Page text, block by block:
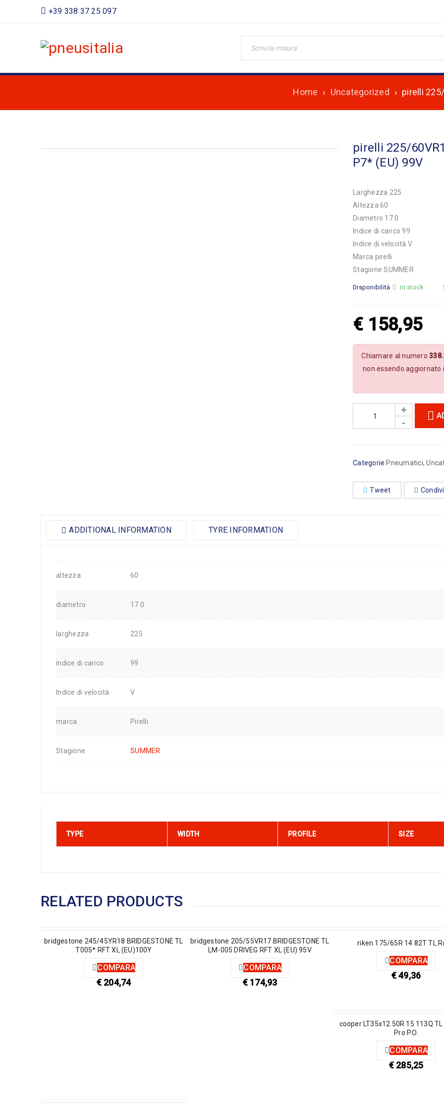
+39 338 37 25 097
Home › Uncategorized › pirelli
pirelli 225/
P7* (EU) 99V
Larghezza 225
Altezza 60
Diametro 17.0
Indice di carico 99
Indice di velocità V
Marca pirelli
Stagione SUMMER
Disponibilità In stock
€ 158,95
Chiamare al numero
non essendo aggiornato
Categorie Pneumatici,
Tweet
ADDITIONAL INFORMATION TYRE INFORMATION
altezza 60
diametro 17.0
larghezza 225
indice di carico 99
Indice di velocità V
marca Pirelli
Stagione SUMMER
TYPE WIDTH PROFILE SIZE
RELATED PRODUCTS
bridgestone 245/45YR18 BRIDGESTONE TL
T005* RFT XL (EU)100Y
COMPARA
€204,74
bridgestone 205/55VR17 BRIDGESTONE TL
LM-005 DRIVEG RFT XL (EU) 95V
COMPARA
€174,93
riken 175/65R 14 82T TL
COMPARA
€49,36
cooper LT35x12.50R 15 113Q
Pro P.O.
COMPARA
€285,25